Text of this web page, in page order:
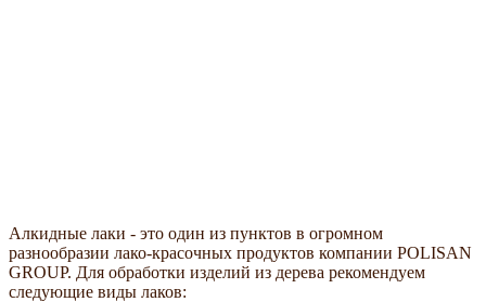
Алкидные лаки - это один из пунктов в огромном
разнообразии лако-красочных продуктов компании POLISAN
GROUP. Для обработки изделий из дерева рекомендуем
следующие виды лаков: